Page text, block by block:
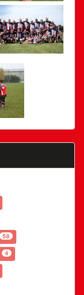
58
4